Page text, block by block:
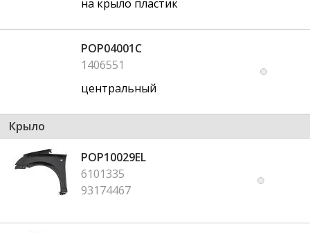
на крыло пластик
POP04001C
1406551
центральный
Крыло
POP10029EL
6101335
93174467